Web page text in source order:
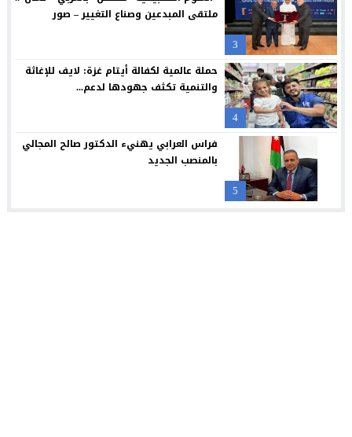
3
ملتقى المبدعين وصناع التغيير – صور
4
حملة عالمية لكفالة أيتام غزة: لايف للإغاثة
والتنمية تكثف جهودها لدعم...
5
فراس العرابي يهنيء الدكتور صالح المجالي
بالمنصب الجديد